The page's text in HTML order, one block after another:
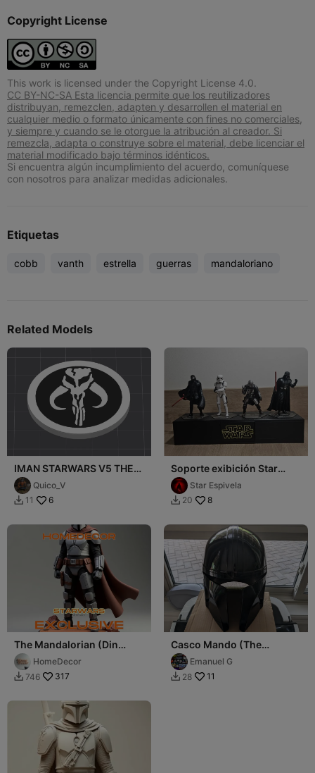
Copyright License
This work is licensed under the Copyright License 4.0.
CC BY-NC-SA Esta licencia permite que los reutilizadores
distribuyan, remezclen, adapten y desarrollen el material en
cualquier medio o formato únicamente con fines no comerciales,
y siempre y cuando se le otorgue la atribución al creador. Si
remezcla, adapta o construye sobre el material, debe licenciar el
material modificado bajo términos idénticos.
Si encuentra algún incumplimiento del acuerdo, comuníquese
con nosotros para analizar medidas adicionales.
Etiquetas
cobb vanth estrella guerras mandaloriano
Related Models
IMAN STARWARS V5 THE
MANDALORIAN
Quico_V
 11 6
Soporte exibición Star
WarsStar Espivela
 20 8
The Mandalorian (Din
Djarin)HomeDecor
 746 317
Casco Mando (The
Mandalorian)
Emanuel G
 28 11